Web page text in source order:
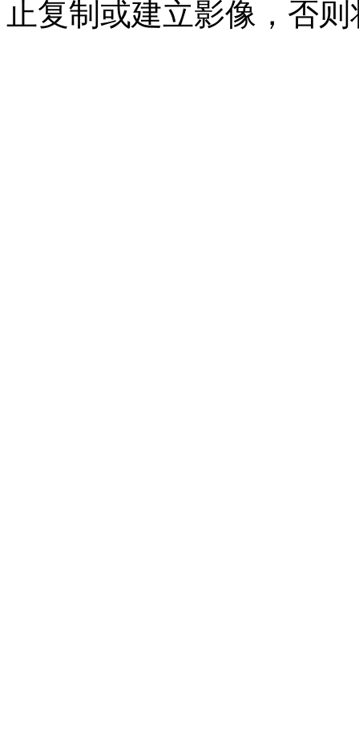
止复制或建立影像，否